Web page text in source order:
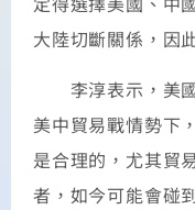
大陸切斷關係，因
李淳表示，美國
美中貿易戰情勢下
是合理的，尤其貿
者，如今可能會碰